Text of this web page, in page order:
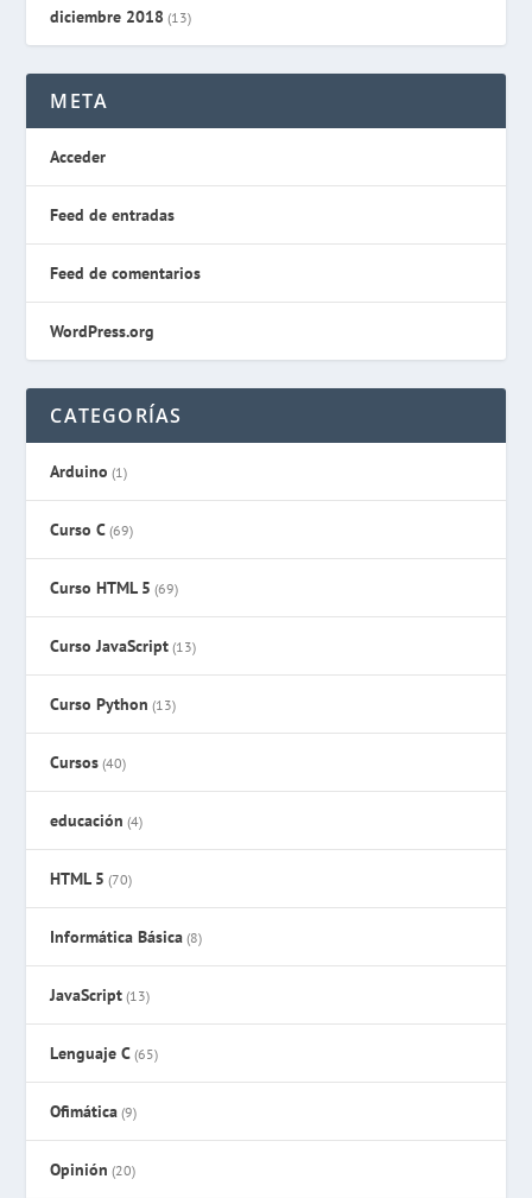
diciembre 2018 (13)
META
Acceder
Feed de entradas
Feed de comentarios
WordPress.org
CATEGORÍAS
Arduino (1)
Curso C (69)
Curso HTML 5 (69)
Curso JavaScript (13)
Curso Python (13)
Cursos (40)
educación (4)
HTML 5 (70)
Informática Básica (8)
JavaScript (13)
Lenguaje C (65)
Ofimática (9)
Opinión (20)